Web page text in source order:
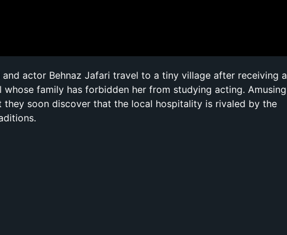
and actor Behnaz Jafari travel to a tiny village after receiving a
family has forbidden her from studying acting. Amusing
they soon discover that the local hospitality is rivaled by the